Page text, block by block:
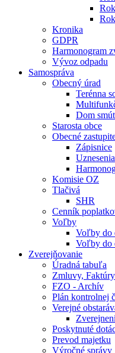
Kronika
GDPR
Harmonogram
Vývoz odpadu
Samospráva
Obecný úrad
Terénna
Dom
Starosta obce
Obecné
Zápisnice
Uznesenia
Komisie OZ
Tlačivá
SHR
Cenník
Voľby
Voľby do
Voľby do
Zverejňovanie
Úradná tabuľa
Zmluvy, Faktúry
FZO - Archív
Plán kontrolnej
Verejné
Poskytnuté
Prevod majetku
Výročné správy